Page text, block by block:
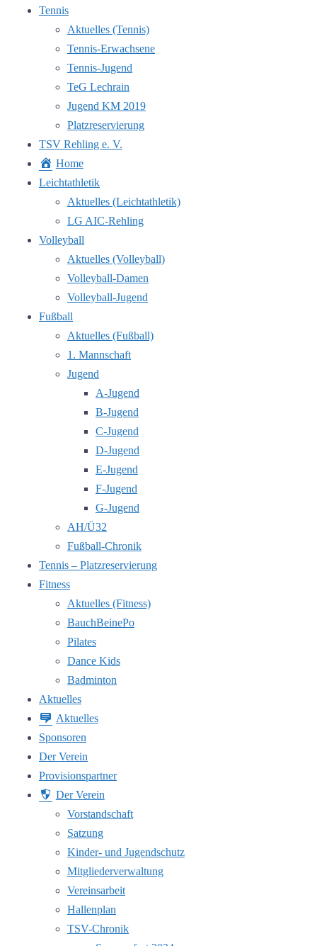
Tennis
Aktuelles (Tennis)
Tennis-Erwachsene
Tennis-Jugend
TeG Lechrain
Jugend KM 2019
Platzreservierung
TSV Rehling e. V.
Home
Leichtathletik
Aktuelles (Leichtathletik)
LG AIC-Rehling
Volleyball
Aktuelles (Volleyball)
Volleyball-Damen
Volleyball-Jugend
Fußball
Aktuelles (Fußball)
1. Mannschaft
Jugend
A-Jugend
B-Jugend
C-Jugend
D-Jugend
E-Jugend
F-Jugend
G-Jugend
AH/Ü32
Fußball-Chronik
Tennis – Platzreservierung
Fitness
Aktuelles (Fitness)
BauchBeinePo
Pilates
Dance Kids
Badminton
Aktuelles
Aktuelles
Sponsoren
Der Verein
Provisionspartner
Der Verein
Vorstandschaft
Satzung
Kinder- und Jugendschutz
Mitgliederverwaltung
Vereinsarbeit
Hallenplan
TSV-Chronik